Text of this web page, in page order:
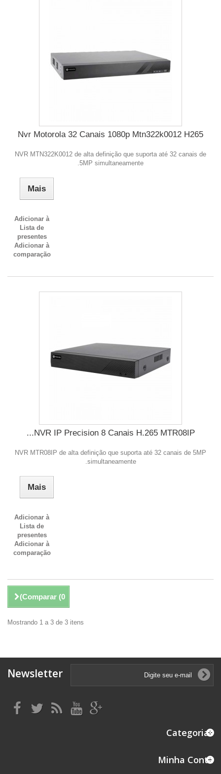
Nvr Motorola 32 Canais 1080p Mtn322k0012 H265
NVR MTN322K0012 de alta definição que suporta até 32 canais de
5MP simultaneamente.
Mais
Adicionar à
Lista de
presentes
Adicionar à
comparação
NVR IP Precision 8 Canais H.265 MTR08IP...
NVR MTR08IP de alta definição que suporta até 32 canais de 5MP
simultaneamente.
Mais
Adicionar à
Lista de
presentes
Adicionar à
comparação
Comparar (0
)
Mostrando 1 a 3 de 3 itens
Newsletter
Categorias
Minha Conta